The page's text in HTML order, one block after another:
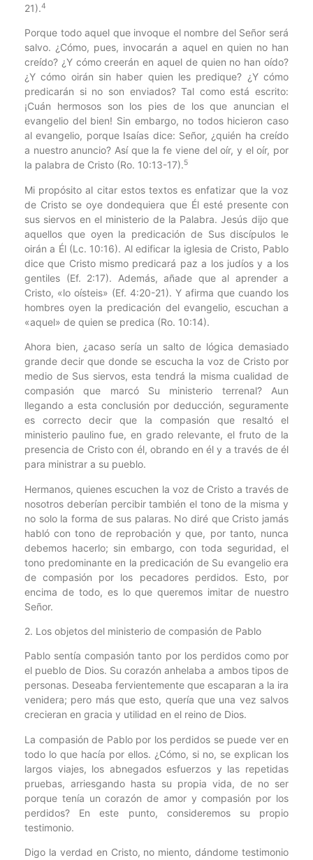
21).4
Porque todo aquel que invoque el nombre del Señor será
salvo. ¿Cómo, pues, invocarán a aquel en quien no han
creído? ¿Y cómo creerán en aquel de quien no han oído?
¿Y cómo oirán sin haber quien les predique? ¿Y cómo
predicarán si no son enviados? Tal como está escrito:
¡Cuán hermosos son los pies de los que anuncian el
evangelio del bien! Sin embargo, no todos hicieron caso
al evangelio, porque Isaías dice: Señor, ¿quién ha creído
a nuestro anuncio? Así que la fe viene del oír, y el oír, por
la palabra de Cristo (Ro. 10:13-17).5
Mi propósito al citar estos textos es enfatizar que la voz
de Cristo se oye dondequiera que Él esté presente con
sus siervos en el ministerio de la Palabra. Jesús dijo que
aquellos que oyen la predicación de Sus discípulos le
oirán a Él (Lc. 10:16). Al edificar la iglesia de Cristo, Pablo
dice que Cristo mismo predicará paz a los judíos y a los
gentiles (Ef. 2:17). Además, añade que al aprender a
Cristo, «lo oísteis» (Ef. 4:20-21). Y afirma que cuando los
hombres oyen la predicación del evangelio, escuchan a
«aquel» de quien se predica (Ro. 10:14).
Ahora bien, ¿acaso sería un salto de lógica demasiado
grande decir que donde se escucha la voz de Cristo por
medio de Sus siervos, esta tendrá la misma cualidad de
compasión que marcó Su ministerio terrenal? Aun
llegando a esta conclusión por deducción, seguramente
es correcto decir que la compasión que resaltó el
ministerio paulino fue, en grado relevante, el fruto de la
presencia de Cristo con él, obrando en él y a través de él
para ministrar a su pueblo.
Hermanos, quienes escuchen la voz de Cristo a través de
nosotros deberían percibir también el tono de la misma y
no solo la forma de sus palaras. No diré que Cristo jamás
habló con tono de reprobación y que, por tanto, nunca
debemos hacerlo; sin embargo, con toda seguridad, el
tono predominante en la predicación de Su evangelio era
de compasión por los pecadores perdidos. Esto, por
encima de todo, es lo que queremos imitar de nuestro
Señor.
2. Los objetos del ministerio de compasión de Pablo
Pablo sentía compasión tanto por los perdidos como por
el pueblo de Dios. Su corazón anhelaba a ambos tipos de
personas. Deseaba fervientemente que escaparan a la ira
venidera; pero más que esto, quería que una vez salvos
crecieran en gracia y utilidad en el reino de Dios.
La compasión de Pablo por los perdidos se puede ver en
todo lo que hacía por ellos. ¿Cómo, si no, se explican los
largos viajes, los abnegados esfuerzos y las repetidas
pruebas, arriesgando hasta su propia vida, de no ser
porque tenía un corazón de amor y compasión por los
perdidos? En este punto, consideremos su propio
testimonio.
Digo la verdad en Cristo, no miento, dándome testimonio